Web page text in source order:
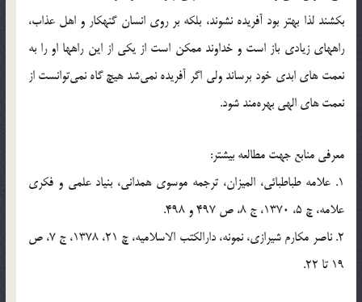
بكشند لذا بهتر بود آفريده نشوند، بلكه بر روي انسان گنهكار و اهل عذاب،
راههاي زيادي باز است و خداوند ممكن است از يكي از اين راهها او را به
نعمت هاي ابدي خود برساند ولي اگر آفريده نمي‎شد هيچ گاه نمي‎توانست از
نعمت هاي الهي بهره‎مند شود.
معرفي منابع جهت مطالعه بيشتر:
1. علامه طباطبائي، الميزان، ترجمه موسوي همداني، بنياد علمي و فكري
علامه، چ 5، 1370، ج 8، ص 497 و 498.
2. ناصر مكارم شيرازي، نمونه، دارالكتب الاسلاميه، چ 21، 1378، ج 7، ص
19 تا 22.